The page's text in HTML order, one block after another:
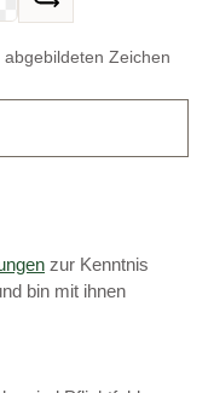
Zeichen
zur Kenntnis
bin mit ihnen